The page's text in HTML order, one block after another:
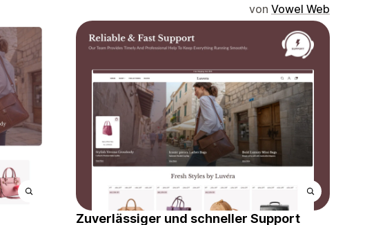
von Vowel Web
Zuverlässiger und schneller Support